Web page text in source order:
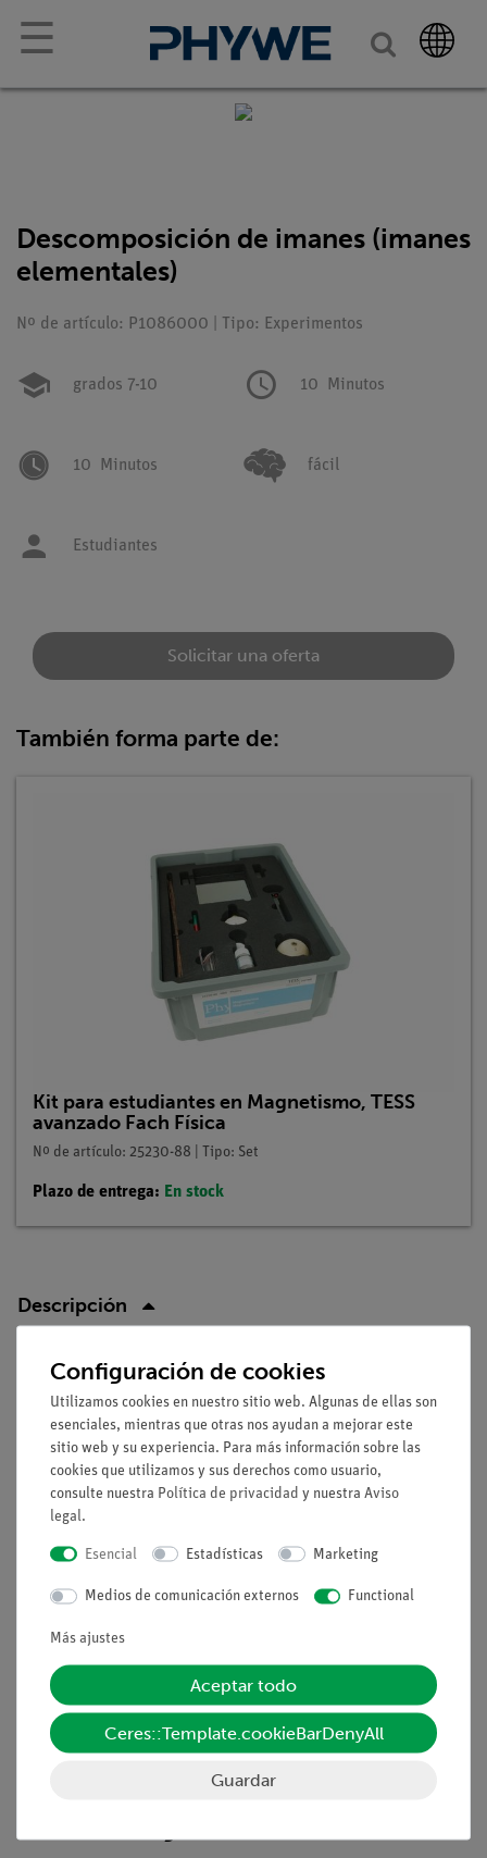
☰
Descomposición de imanes (imanes
elementales)
Nº de artículo: P1086000 | Tipo: Experimentos
grados 7-10 10 Minutos
10 Minutos fácil
Estudiantes
Solicitar una oferta
También forma parte de:
Kit para estudiantes en Magnetismo, TESS
avanzado Fach Física
Nº de artículo: 25230-88 | Tipo: Set
Plazo de entrega: En stock
Descripción
Principio
Los alumnos deben aprender que, al dividir un imán en dos
partes, siempre se producen imanes con polos norte y sur. No
es posible producir un imán con un solo polo.
Ventajas
Experimento rápido y sencillo para comprender
imán, se producen dos imanes con un solo polo cada uno.
Configuración de cookies
Utilizamos cookies en nuestro sitio web. Algunas de ellas son
esenciales, mientras que otras nos ayudan a mejorar este
sitio web y su experiencia. Para más información sobre las
cookies que utilizamos y sus derechos como usuario,
consulte nuestra Política de privacidad y nuestra Aviso
legal.
Esencial Estadísticas Marketing
Medios de comunicación externos Functional
Más ajustes
Aceptar todo
Ceres::Template.cookieBarDenyAll
Guardar